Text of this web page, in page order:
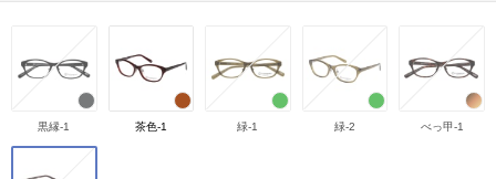
黒縁-1 茶色-1 緑-1 緑-2 べっ甲-1